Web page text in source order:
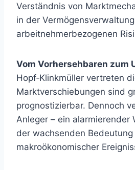
Verständnis von
in der
arbeitnehmerbezogenen
Vom Vorhersehbaren zum
Hopf‑Klinkmüller vertreten
Marktverschiebungen sind
prognostizierbar. Dennoch
Anleger – ein alarmierender
der wachsenden Bedeutung
makroökonomischer